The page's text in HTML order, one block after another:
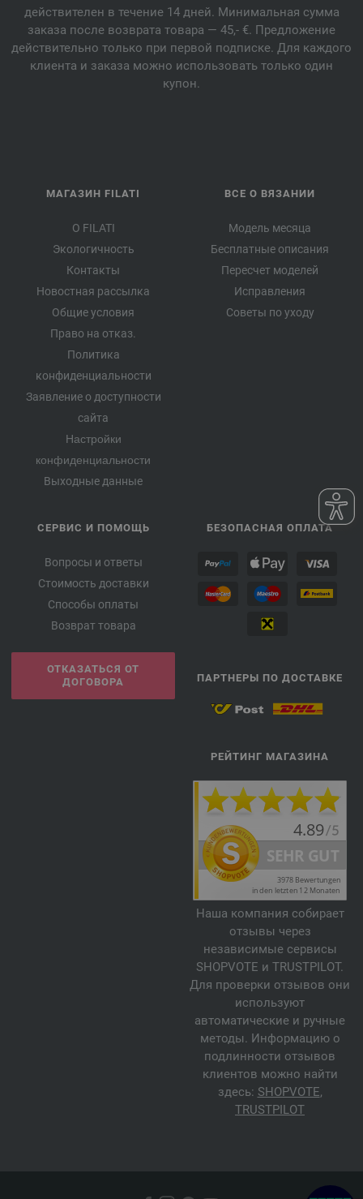
действителен в течение 14 дней. Минимальная сумма
заказа после возврата товара — 45,- €. Предложение
действительно только при первой подписке. Для каждого
клиента и заказа можно использовать только один
купон.
МАГАЗИН FILATI
О FILATI
Экологичность
Контакты
Новостная рассылка
Общие условия
Право на отказ.
Политика
конфиденциальности
Заявление о доступности
сайта
Настройки
конфиденциальности
Выходные данные
ВСЕ О ВЯЗАНИИ
Модель месяца
Бесплатные описания
Пересчет моделей
Исправления
Советы по уходу
СЕРВИС И ПОМОЩЬ
Вопросы и ответы
Стоимость доставки
Способы оплаты
Возврат товара
ОТКАЗАТЬСЯ ОТ
ДОГОВОРА
БЕЗОПАСНАЯ ОПЛАТА
ПАРТНЕРЫ ПО ДОСТАВКЕ
РЕЙТИНГ МАГАЗИНА
Наша компания собирает
отзывы через
независимые сервисы
SHOPVOTE и TRUSTPILOT.
Для проверки отзывов они
используют
автоматические и ручные
методы. Информацию о
подлинности отзывов
клиентов можно найти
здесь: SHOPVOTE,
TRUSTPILOT